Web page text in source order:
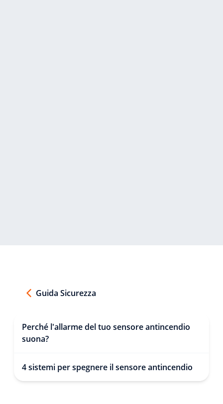
Guida Sicurezza
Perché l'allarme del tuo sensore antincendio
suona?
4 sistemi per spegnere il sensore antincendio